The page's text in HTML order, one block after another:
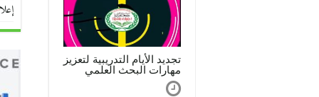
تجديد الأيام التدريبية لتعزيز
مهارات البحث العلمي